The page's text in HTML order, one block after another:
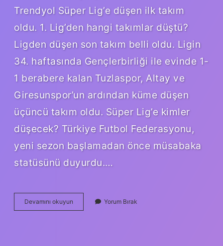
Trendyol Süper Lig’e düşen ilk takım
oldu. 1. Lig’den hangi takımlar düştü?
Ligden düşen son takım belli oldu. Ligin
34. haftasında Gençlerbirliği ile evinde 1-
1 berabere kalan Tuzlaspor, Altay ve
Giresunspor’un ardından küme düşen
üçüncü takım oldu. Süper Lig’e kimler
düşecek? Türkiye Futbol Federasyonu,
yeni sezon başlamadan önce müsabaka
statüsünü duyurdu.…
Devamını okuyun
Küme
Yorum Bırak